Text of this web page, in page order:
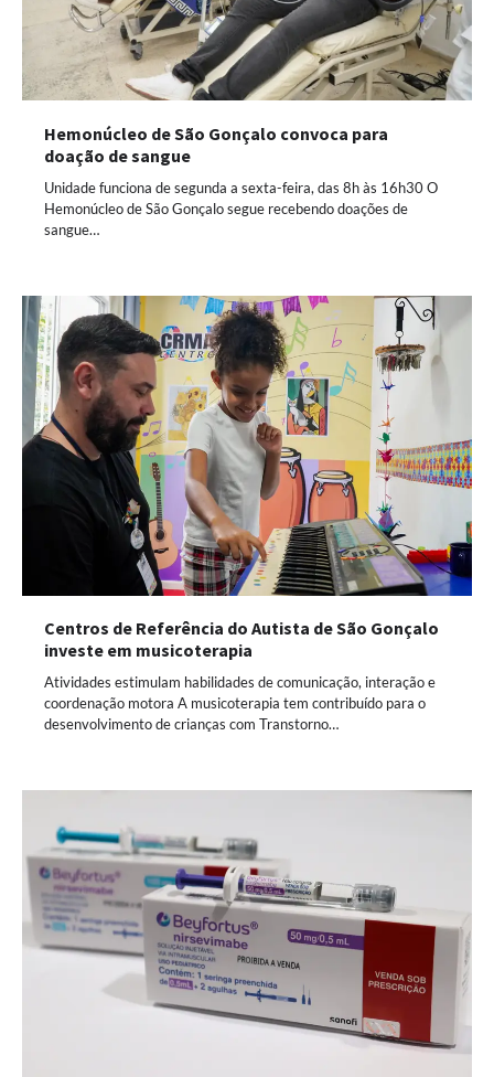
Hemonúcleo de São Gonçalo convoca para
doação de sangue
Unidade funciona de segunda a sexta-feira, das 8h às 16h30 O
Hemonúcleo de São Gonçalo segue recebendo doações de
sangue…
Centros de Referência do Autista de São Gonçalo
investe em musicoterapia
Atividades estimulam habilidades de comunicação, interação e
coordenação motora A musicoterapia tem contribuído para o
desenvolvimento de crianças com Transtorno…